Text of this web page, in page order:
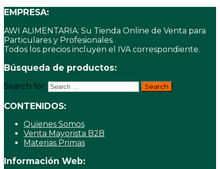
EMPRESA:
AWI ALIMENTARIA: Su Tienda Online de Venta para
Particulares y Profesionales.
Todos los precios incluyen el IVA correspondiente.
Búsqueda de productos:
Search for:
CONTENIDOS:
Quienes Somos
Venta Mayorista B2B
Materias Primas
Información Web: